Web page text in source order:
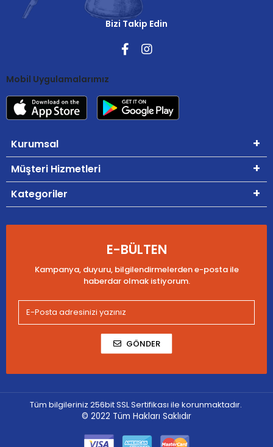
Bizi Takip Edin
Mobil Uygulamalarımız
Kurumsal
Müşteri Hizmetleri
Kategoriler
E-BÜLTEN
Kampanya, duyuru, bilgilendirmelerden e-posta ile
haberdar olmak istiyorum.
GÖNDER
Tüm bilgileriniz 256bit SSL Sertifikası ile korunmaktadır.
© 2022 Tüm Hakları Saklıdır